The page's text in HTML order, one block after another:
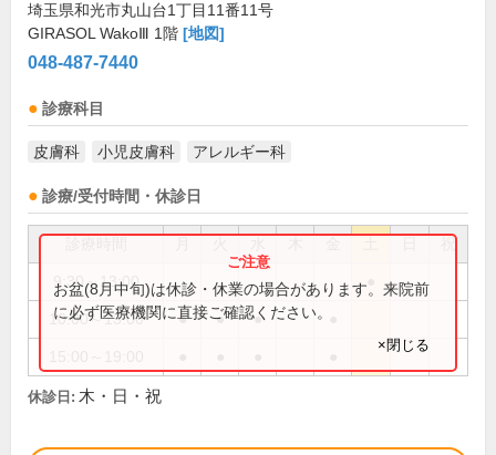
埼玉県和光市丸山台1丁目11番11号
GIRASOL WakoⅢ 1階 [地図]
048-487-7440
診療科目
皮膚科 小児皮膚科 アレルギー科
診療/受付時間・休診日
祝
9:30～13:00
10:00～13:00 ● ● ●
お盆(8月中旬)は休診・休業の場合があります。来院前
に必ず医療機関に直接ご確認ください。
×閉じる
休診日: 木・日・祝